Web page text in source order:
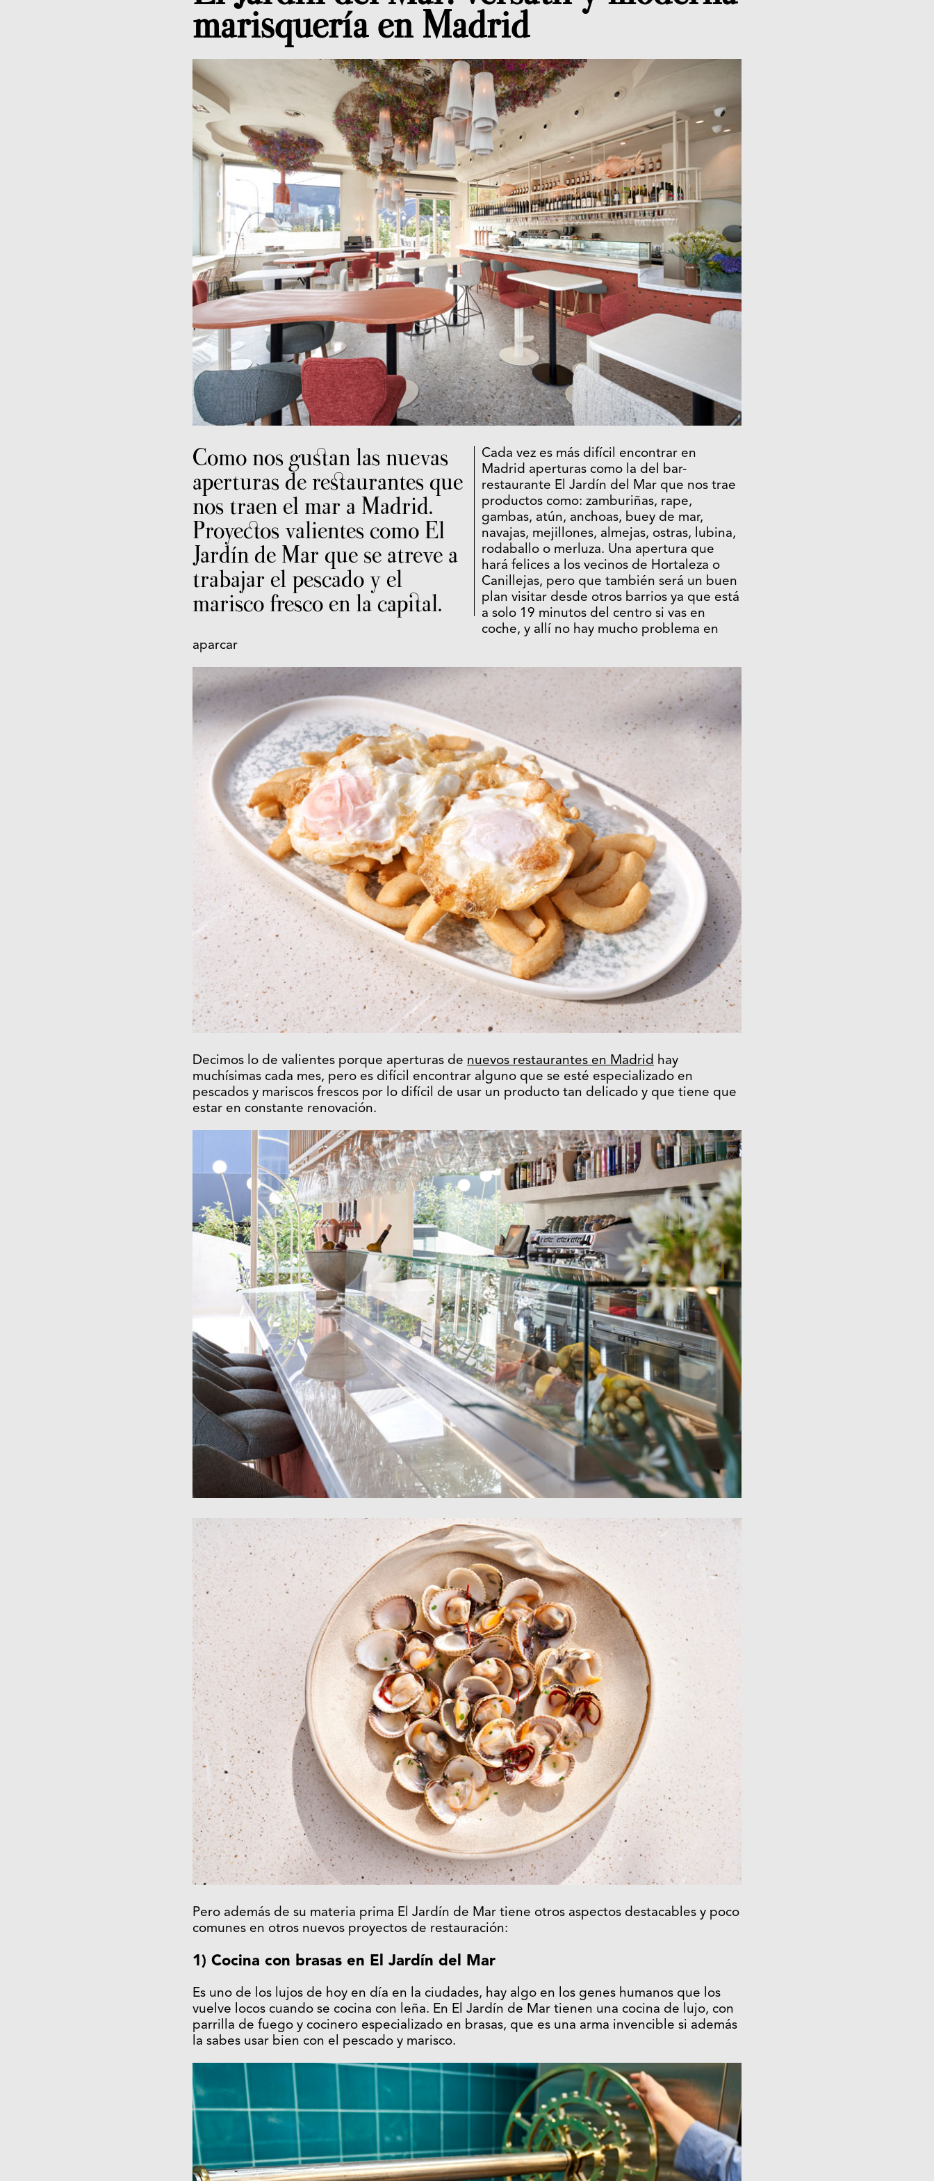
marisquería en Madrid
Como nos gustan las nuevas
aperturas de restaurantes que
nos traen el mar a Madrid.
Proyectos valientes como El
Jardín de Mar que se atreve a
trabajar el pescado y el
marisco fresco en la capital.
Cada vez es más difícil encontrar en
Madrid aperturas como la del bar-
restaurante El Jardín del Mar que nos trae
productos como: zamburiñas, rape,
gambas, atún, anchoas, buey de mar,
navajas, mejillones, almejas, ostras, lubina,
rodaballo o merluza. Una apertura que
hará felices a los vecinos de Hortaleza o
Canillejas, pero que también será un buen
plan visitar desde otros barrios ya que está
a solo 19 minutos del centro si vas en
coche, y allí no hay mucho problema en
aparcar
Decimos lo de valientes porque aperturas de nuevos restaurantes en Madrid hay
muchísimas cada mes, pero es difícil encontrar alguno que se esté especializado en
pescados y mariscos frescos por lo difícil de usar un producto tan delicado y que tiene que
estar en constante renovación.
Pero además de su materia prima El Jardín de Mar tiene otros aspectos destacables y poco
comunes en otros nuevos proyectos de restauración:
1) Cocina con brasas en El Jardín del Mar
Es uno de los lujos de hoy en día en la ciudades, hay algo en los genes humanos que los
vuelve locos cuando se cocina con leña. En El Jardín de Mar tienen una cocina de lujo, con
parrilla de fuego y cocinero especializado en brasas, que es una arma invencible si además
la sabes usar bien con el pescado y marisco.